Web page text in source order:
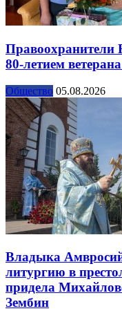
Правоохранители
80-летием
Общество 05.08.2026
Владыка
литургию в
придела
Зембин